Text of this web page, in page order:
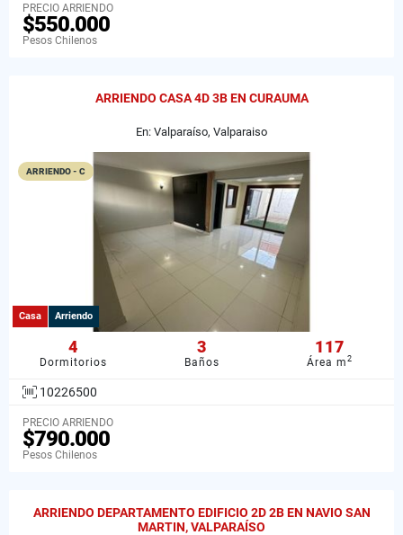
PRECIO ARRIENDO
$550.000
Pesos Chilenos
ARRIENDO CASA 4D 3B EN CURAUMA
En: Valparaíso, Valparaiso
ARRIENDO - C
Casa Arriendo
4
Dormitorios
3
Baños
117
Área m2
10226500
PRECIO ARRIENDO
$790.000
Pesos Chilenos
ARRIENDO DEPARTAMENTO EDIFICIO 2D 2B EN NAVIO SAN
MARTIN, VALPARAÍSO